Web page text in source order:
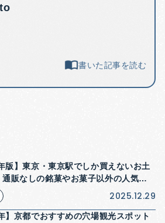
書いた記事を読む
版】東京・東京駅でしか買えないお土
通販なしの銘菓やお菓子以外の人気商
2025.12.29
】京都でおすすめの穴場観光スポット